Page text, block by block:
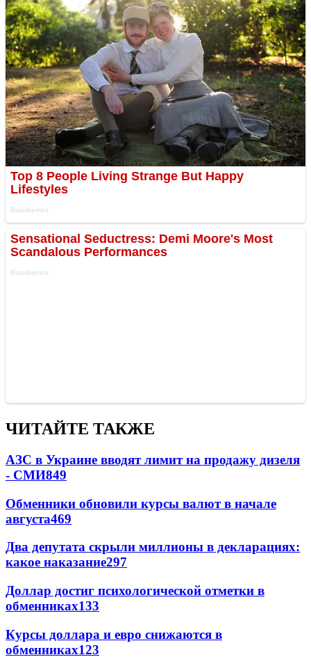
ЧИТАЙТЕ ТАКЖЕ
АЗС в Украине вводят лимит на продажу дизеля
- СМИ849
Обменники обновили курсы валют в начале
августа469
Два депутата скрыли миллионы в декларациях:
какое наказание297
Доллар достиг психологической отметки в
обменниках133
Курсы доллара и евро снижаются в
обменниках123